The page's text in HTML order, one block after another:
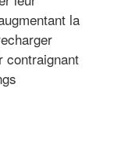
la
contraignant